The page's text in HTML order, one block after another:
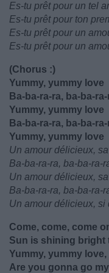
Es-tu prêt pour un tel
Es-tu prêt pour ton
Es-tu prêt pour un
Es-tu prêt pour un
(Chorus :)
Yummy, yummy love
Ba-ba-ra-ra, ba-ba-
Yummy, yummy love
Ba-ba-ra-ra, ba-ba-
Yummy, yummy love
Un amour délicieux,
Ba-ba-ra-ra, ba-ba-ra-
Un amour délicieux,
Ba-ba-ra-ra, ba-ba-ra-
Un amour délicieux, si
Come, come, come
Sun is shining bright
Yummy, yummy love,
Are you gonna go